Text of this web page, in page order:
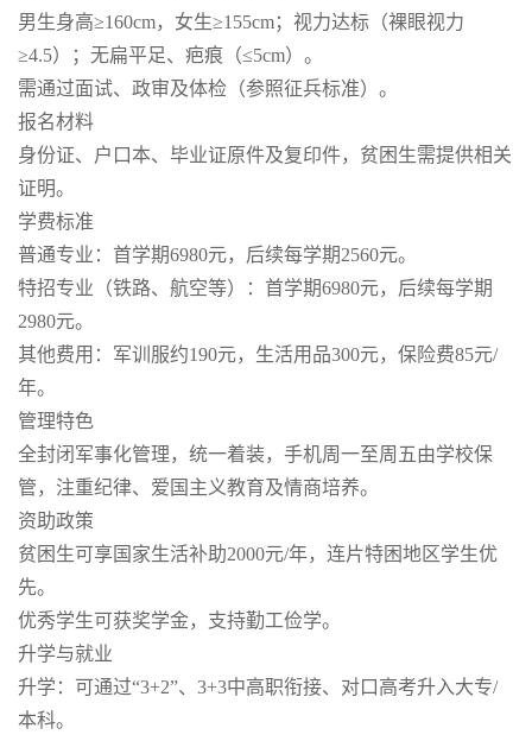
男生身高≥160cm，女生≥155cm；视力达标（裸眼视力
≥4.5）；无扁平足、疤痕（≤5cm）。
需通过面试、政审及体检（参照征兵标准）。
报名材料
身份证、户口本、毕业证原件及复印件，贫困生需提供相关
证明。
学费标准
普通专业：首学期6980元，后续每学期2560元。
特招专业（铁路、航空等）：首学期6980元，后续每学期
2980元。
其他费用：军训服约190元，生活用品300元，保险费85元/
年。
管理特色
全封闭军事化管理，统一着装，手机周一至周五由学校保
管，注重纪律、爱国主义教育及情商培养。
资助政策
贫困生可享国家生活补助2000元/年，连片特困地区学生优
先。
优秀学生可获奖学金，支持勤工俭学。
升学与就业
升学：可通过“3+2”、3+3中高职衔接、对口高考升入大专/
本科。